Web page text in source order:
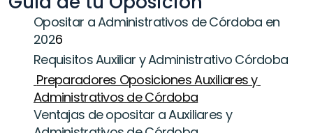
Opositar a Administrativos de Córdoba en
2026
Requisitos Auxiliar y Administrativo Córdoba
Administrativos de Córdoba
Ventajas de opositar a Auxiliares y